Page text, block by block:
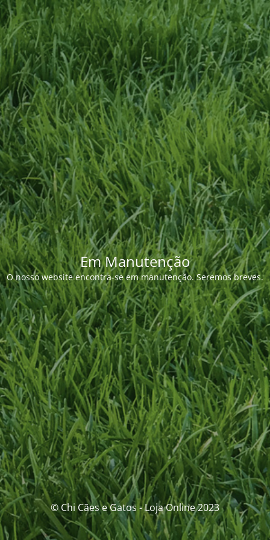
Em Manutenção
O nosso website encontra-se em manutenção. Seremos breves.
© Chi Cães e Gatos - Loja Online 2023